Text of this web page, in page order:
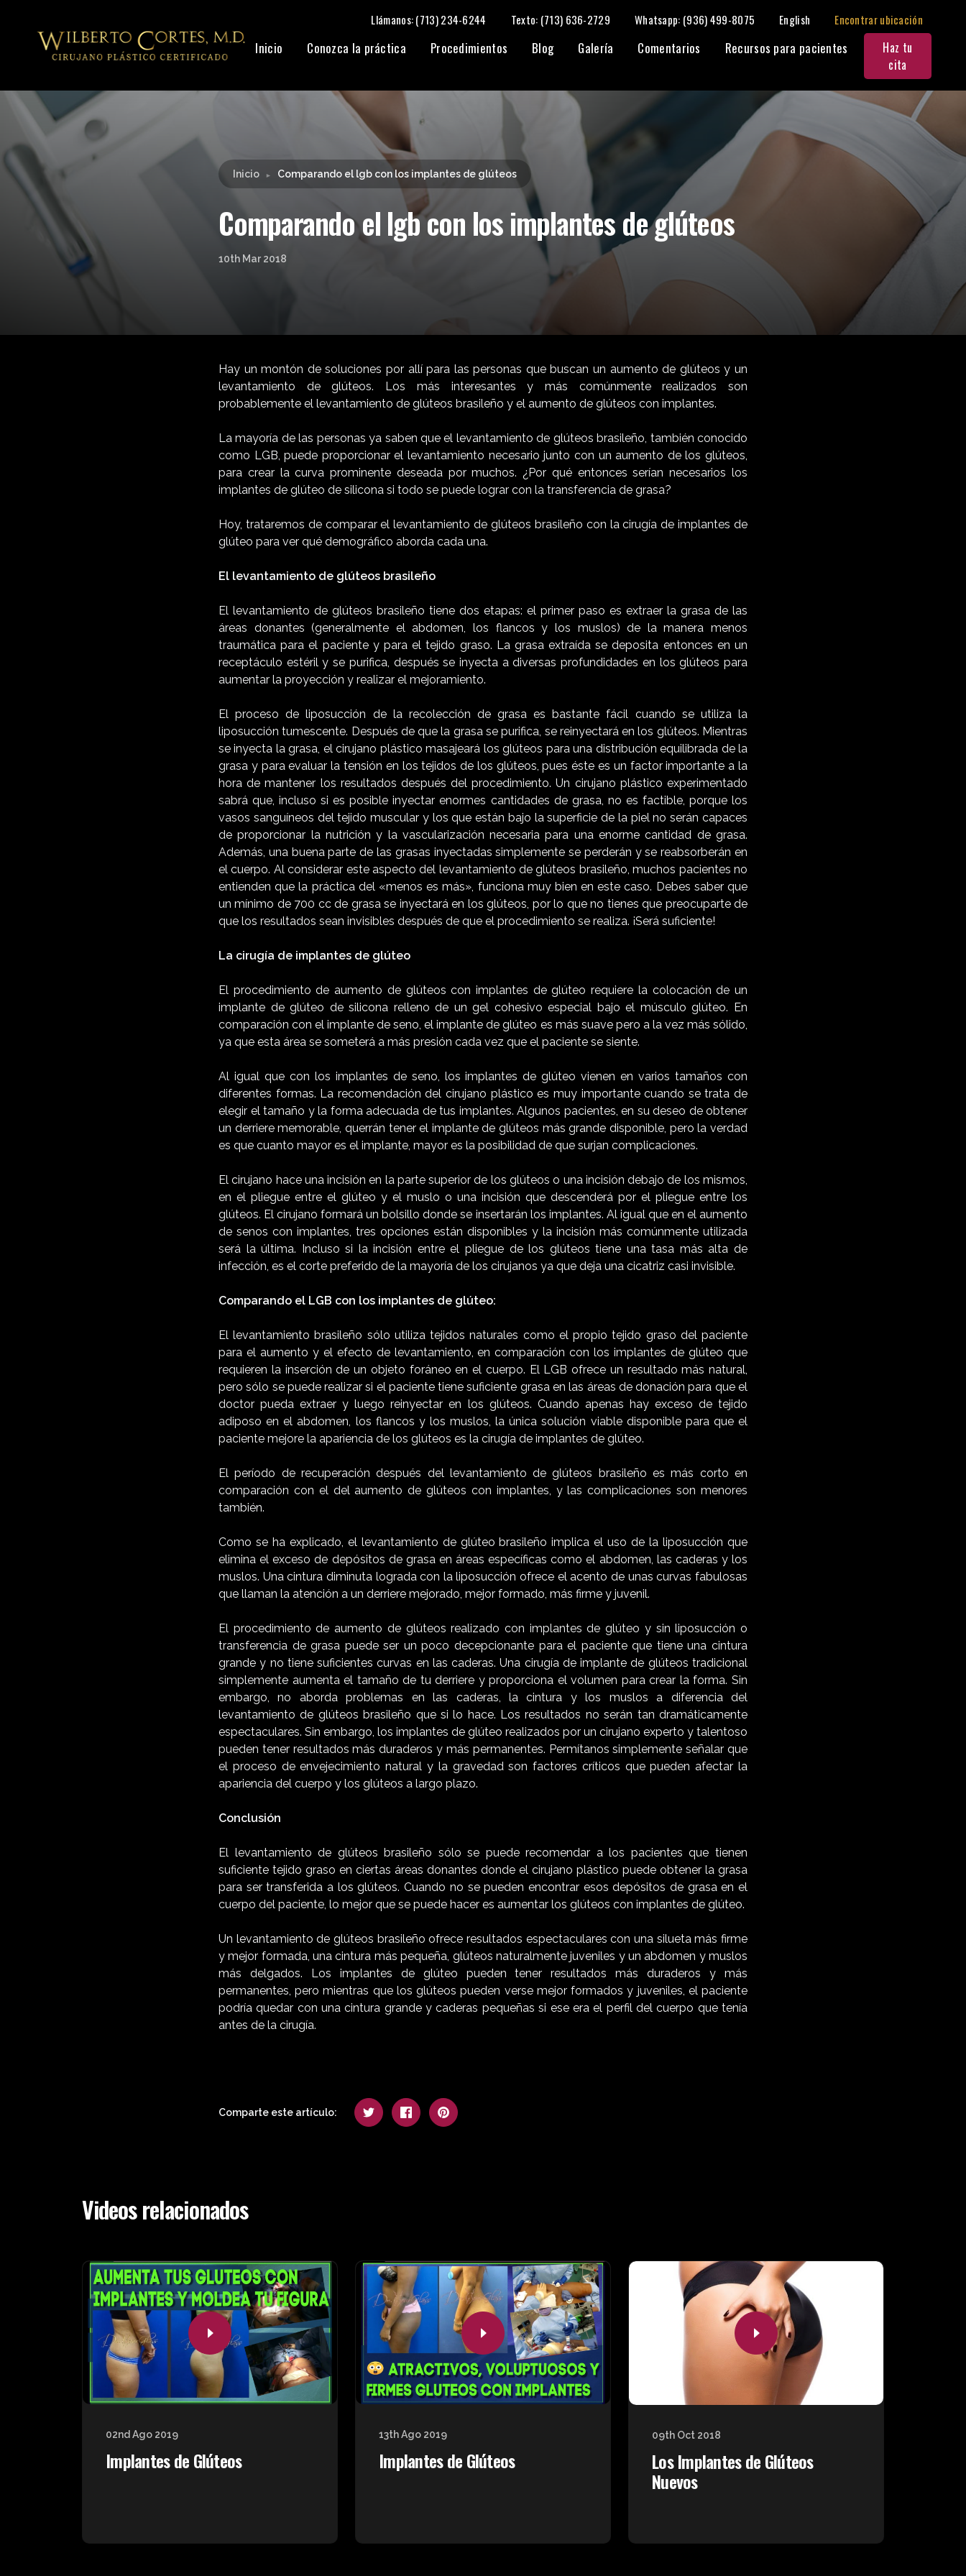
Llámanos: (713) 234-6244 Texto: (713) 636-2729 Whatsapp: (936) 499-8075 English Encontrar ubicación
Inicio Conozca la práctica Procedimientos Blog Galería Comentarios Recursos para pacientes
Haz tu
cita
Compartir:
Inicio ► Comparando el lgb con los implantes de glúteos
Comparando el lgb con los implantes de glúteos
10th Mar 2018
Hay un montón de soluciones por allí para las personas que buscan un aumento de glúteos y un
levantamiento de glúteos. Los más interesantes y más comúnmente realizados son
probablemente el levantamiento de glúteos brasileño y el aumento de glúteos con implantes.
La mayoría de las personas ya saben que el levantamiento de glúteos brasileño, también conocido
como LGB, puede proporcionar el levantamiento necesario junto con un aumento de los glúteos,
para crear la curva prominente deseada por muchos. ¿Por qué entonces serían necesarios los
implantes de glúteo de silicona si todo se puede lograr con la transferencia de grasa?
Hoy, trataremos de comparar el levantamiento de glúteos brasileño con la cirugía de implantes de
glúteo para ver qué demográfico aborda cada una.
El levantamiento de glúteos brasileño
El levantamiento de glúteos brasileño tiene dos etapas: el primer paso es extraer la grasa de las
áreas donantes (generalmente el abdomen, los flancos y los muslos) de la manera menos
traumática para el paciente y para el tejido graso. La grasa extraída se deposita entonces en un
receptáculo estéril y se purifica, después se inyecta a diversas profundidades en los glúteos para
aumentar la proyección y realizar el mejoramiento.
El proceso de liposucción de la recolección de grasa es bastante fácil cuando se utiliza la
liposucción tumescente. Después de que la grasa se purifica, se reinyectará en los glúteos. Mientras
se inyecta la grasa, el cirujano plástico masajeará los glúteos para una distribución equilibrada de la
grasa y para evaluar la tensión en los tejidos de los glúteos, pues éste es un factor importante a la
hora de mantener los resultados después del procedimiento. Un cirujano plástico experimentado
sabrá que, incluso si es posible inyectar enormes cantidades de grasa, no es factible, porque los
vasos sanguíneos del tejido muscular y los que están bajo la superficie de la piel no serán capaces
de proporcionar la nutrición y la vascularización necesaria para una enorme cantidad de grasa.
Además, una buena parte de las grasas inyectadas simplemente se perderán y se reabsorberán en
el cuerpo. Al considerar este aspecto del levantamiento de glúteos brasileño, muchos pacientes no
entienden que la práctica del «menos es más», funciona muy bien en este caso. Debes saber que
un mínimo de 700 cc de grasa se inyectará en los glúteos, por lo que no tienes que preocuparte de
que los resultados sean invisibles después de que el procedimiento se realiza. ¡Será suficiente!
La cirugía de implantes de glúteo
El procedimiento de aumento de glúteos con implantes de glúteo requiere la colocación de un
implante de glúteo de silicona relleno de un gel cohesivo especial bajo el músculo glúteo. En
comparación con el implante de seno, el implante de glúteo es más suave pero a la vez más sólido,
ya que esta área se someterá a más presión cada vez que el paciente se siente.
Al igual que con los implantes de seno, los implantes de glúteo vienen en varios tamaños con
diferentes formas. La recomendación del cirujano plástico es muy importante cuando se trata de
elegir el tamaño y la forma adecuada de tus implantes. Algunos pacientes, en su deseo de obtener
un derriere memorable, querrán tener el implante de glúteos más grande disponible, pero la verdad
es que cuanto mayor es el implante, mayor es la posibilidad de que surjan complicaciones.
El cirujano hace una incisión en la parte superior de los glúteos o una incisión debajo de los mismos,
en el pliegue entre el glúteo y el muslo o una incisión que descenderá por el pliegue entre los
glúteos. El cirujano formará un bolsillo donde se insertarán los implantes. Al igual que en el aumento
de senos con implantes, tres opciones están disponibles y la incisión más comúnmente utilizada
será la última. Incluso si la incisión entre el pliegue de los glúteos tiene una tasa más alta de
infección, es el corte preferido de la mayoría de los cirujanos ya que deja una cicatriz casi invisible.
Comparando el LGB con los implantes de glúteo:
El levantamiento brasileño sólo utiliza tejidos naturales como el propio tejido graso del paciente
para el aumento y el efecto de levantamiento, en comparación con los implantes de glúteo que
requieren la inserción de un objeto foráneo en el cuerpo. El LGB ofrece un resultado más natural,
pero sólo se puede realizar si el paciente tiene suficiente grasa en las áreas de donación para que el
doctor pueda extraer y luego reinyectar en los glúteos. Cuando apenas hay exceso de tejido
adiposo en el abdomen, los flancos y los muslos, la única solución viable disponible para que el
paciente mejore la apariencia de los glúteos es la cirugía de implantes de glúteo.
El período de recuperación después del levantamiento de glúteos brasileño es más corto en
comparación con el del aumento de glúteos con implantes, y las complicaciones son menores
también.
Como se ha explicado, el levantamiento de glúteo brasileño implica el uso de la liposucción que
elimina el exceso de depósitos de grasa en áreas específicas como el abdomen, las caderas y los
muslos. Una cintura diminuta lograda con la liposucción ofrece el acento de unas curvas fabulosas
que llaman la atención a un derriere mejorado, mejor formado, más firme y juvenil.
El procedimiento de aumento de glúteos realizado con implantes de glúteo y sin liposucción o
transferencia de grasa puede ser un poco decepcionante para el paciente que tiene una cintura
grande y no tiene suficientes curvas en las caderas. Una cirugía de implante de glúteos tradicional
simplemente aumenta el tamaño de tu derriere y proporciona el volumen para crear la forma. Sin
embargo, no aborda problemas en las caderas, la cintura y los muslos a diferencia del
levantamiento de glúteos brasileño que si lo hace. Los resultados no serán tan dramáticamente
espectaculares. Sin embargo, los implantes de glúteo realizados por un cirujano experto y talentoso
pueden tener resultados más duraderos y más permanentes. Permítanos simplemente señalar que
el proceso de envejecimiento natural y la gravedad son factores críticos que pueden afectar la
apariencia del cuerpo y los glúteos a largo plazo.
Conclusión
El levantamiento de glúteos brasileño sólo se puede recomendar a los pacientes que tienen
suficiente tejido graso en ciertas áreas donantes donde el cirujano plástico puede obtener la grasa
para ser transferida a los glúteos. Cuando no se pueden encontrar esos depósitos de grasa en el
cuerpo del paciente, lo mejor que se puede hacer es aumentar los glúteos con implantes de glúteo.
Un levantamiento de glúteos brasileño ofrece resultados espectaculares con una silueta más firme
y mejor formada, una cintura más pequeña, glúteos naturalmente juveniles y un abdomen y muslos
más delgados. Los implantes de glúteo pueden tener resultados más duraderos y más
permanentes, pero mientras que los glúteos pueden verse mejor formados y juveniles, el paciente
podría quedar con una cintura grande y caderas pequeñas si ese era el perfil del cuerpo que tenía
antes de la cirugía.
Comparte este artículo:
Videos relacionados
02nd Ago 2019
Implantes de Glúteos
13th Ago 2019
Implantes de Glúteos
09th Oct 2018
Los Implantes de Glúteos
Nuevos